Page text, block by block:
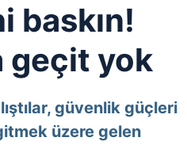
baskın!
geçit yok
güvenlik güçleri
üzere gelen